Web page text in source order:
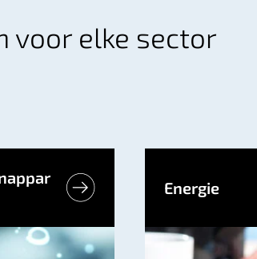
voor elke sector
Energie